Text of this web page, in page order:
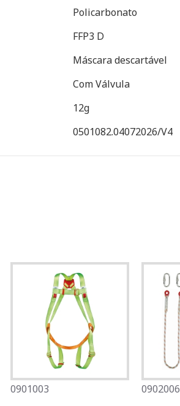
Policarbonato
FFP3 D
Máscara descartável
Com Válvula
12g
0501082.04072026/V4
0901003 0902006
0501082 0804011